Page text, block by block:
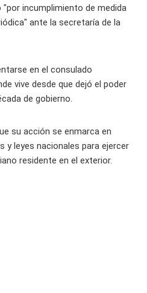
incumplimiento de medida
ante la secretaría de la
en el consulado
vive desde que dejó el poder
de gobierno.
su acción se enmarca en
y leyes nacionales para ejercer
residente en el exterior.